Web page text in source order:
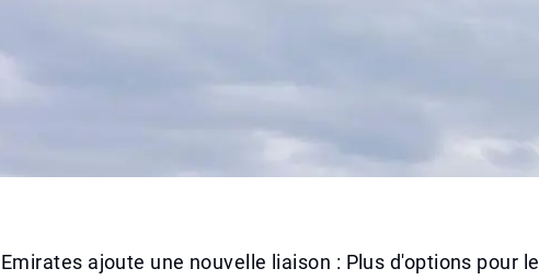
Emirates ajoute une nouvelle liaison : Plus d'options pour